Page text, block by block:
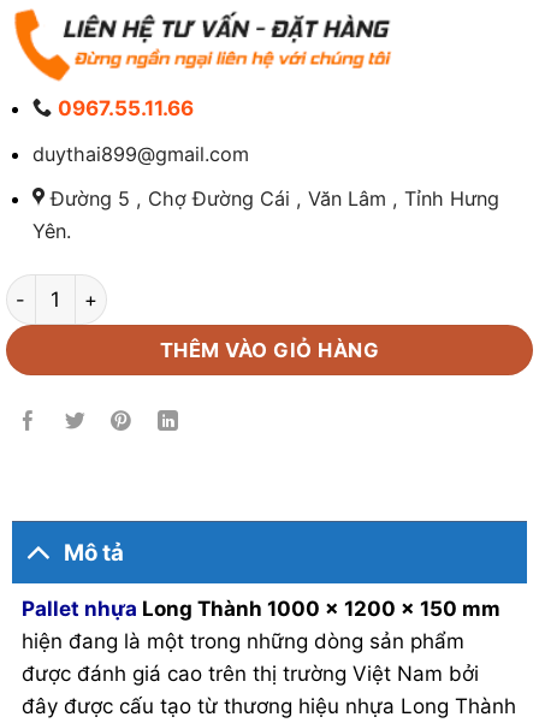
0967.55.11.66
duythai899@gmail.com
Đường 5 , Chợ Đường Cái , Văn Lâm , Tỉnh Hưng
Yên.
Pallet nhựa 1000 x 1200 x 150 mm số lượng
THÊM VÀO GIỎ HÀNG
Mô tả
Pallet nhựa Long Thành 1000 x 1200 x 150 mm
hiện đang là một trong những dòng sản phẩm
được đánh giá cao trên thị trường Việt Nam bởi
đây được cấu tạo từ thương hiệu nhựa Long Thành